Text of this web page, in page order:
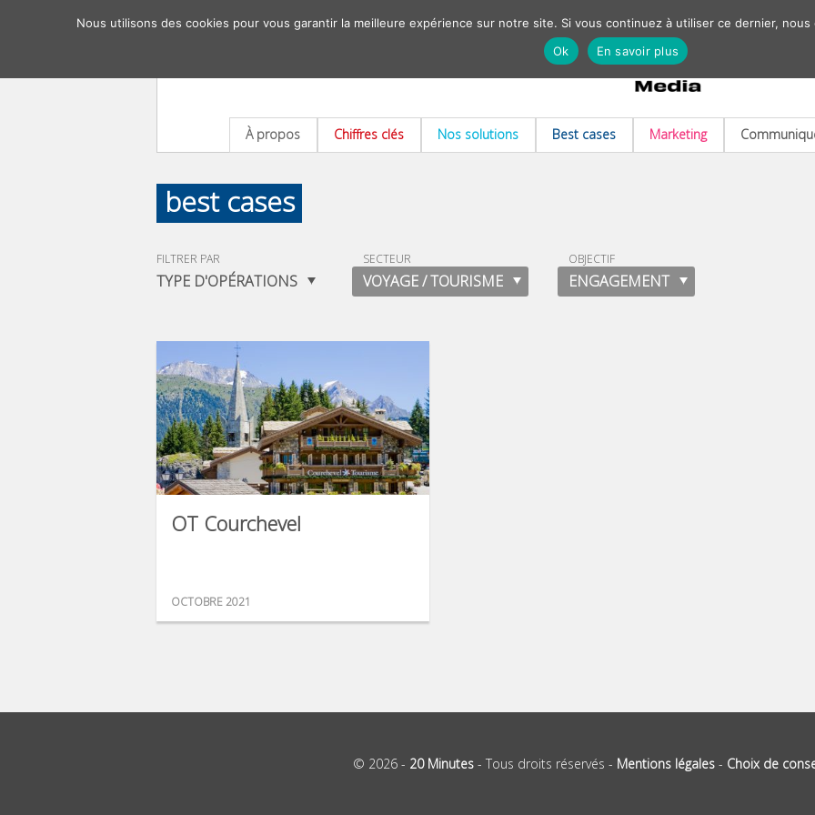
À propos Chiffres clés Nos solutions Best cases Marketing
best cases
FILTRER PAR
TYPE D'OPÉRATIONS
SECTEUR
VOYAGE / TOURISME
OBJECTIF
ENGAGEMENT
OT Courchevel
OCTOBRE 2021
© 2026 - 20 Minutes- Tous droits réservés - Mentions légales- Choix de
Nous utilisons des cookies pour vous garantir la meilleure expérience sur notre site. Si vous continuez à utiliser ce dernier,
Ok
En savoir plus